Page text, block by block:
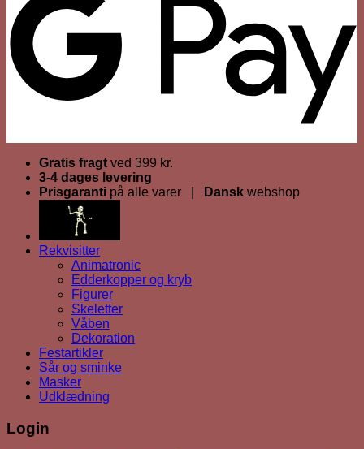
Gratis fragt ved 399 kr.
3-4 dages levering
Prisgaranti på alle varer | Dansk webshop
Rekvisitter
Animatronic
Edderkopper og kryb
Figurer
Skeletter
Våben
Dekoration
Festartikler
Sår og sminke
Masker
Udklædning
Login